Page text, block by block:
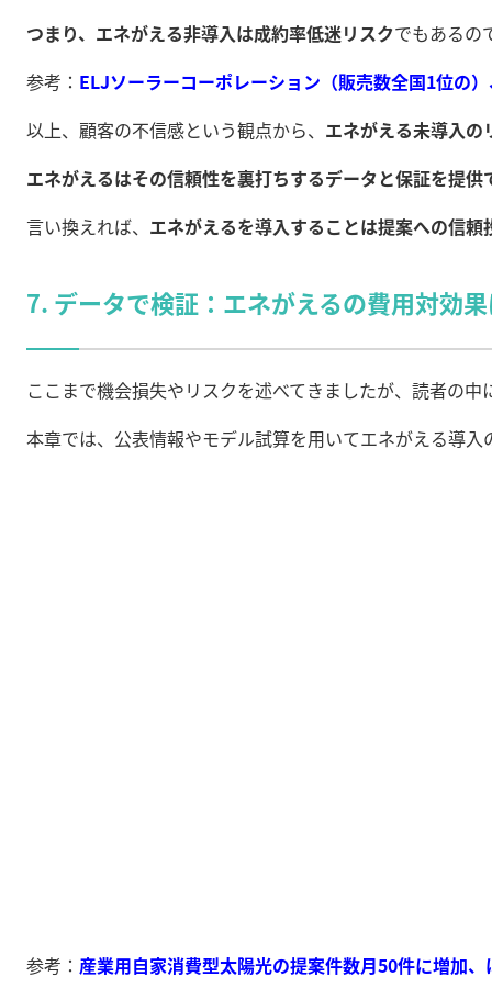
つまり、エネがえる非導入は成約率低迷リスクでもあるの
参考： ELJソーラーコーポレーション（販売数全国1位の
以上、顧客の不信感という観点から、 エネがえる未導入の
エネがえるはその信頼性を裏打ちするデータと保証を提供
言い換えれば、 エネがえるを導入することは提案への信頼
7. データで検証：エネがえるの費用対効
ここまで機会損失やリスクを述べてきましたが、読者の中
本章では、公表情報やモデル試算を用いてエネがえる導
参考： 産業用自家消費型太陽光の提案件数月50件に増加